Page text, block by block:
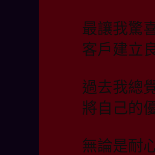
最讓我驚
客戶建立
過去我總
將自己的
無論是耐